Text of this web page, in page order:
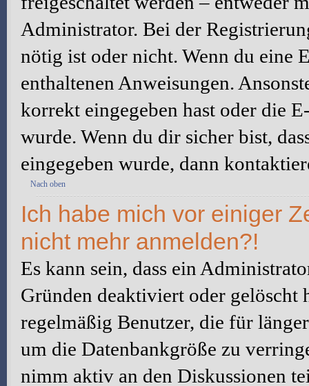
Administrator. Bei der
nötig ist oder nicht. Wenn du eine
enthaltenen Anweisungen.
korrekt eingegeben hast oder die
wurde. Wenn du dir sicher bist,
eingegeben wurde, dann
Nach oben
Ich habe mich vor einiger
nicht mehr anmelden?!
Es kann sein, dass ein
Gründen deaktiviert oder gelöscht
regelmäßig Benutzer, die für
um die Datenbankgröße zu
nimm aktiv an den Diskussionen